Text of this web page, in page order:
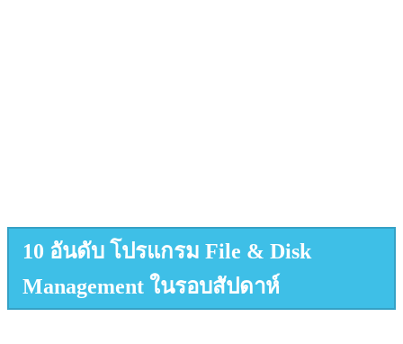
10 อันดับ โปรแกรม File & Disk
Management ในรอบสัปดาห์